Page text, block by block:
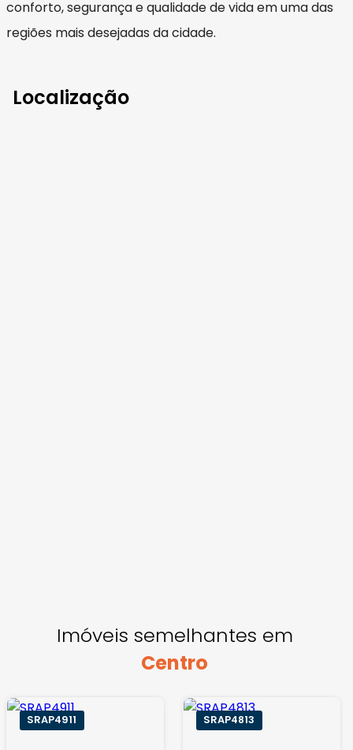
conforto, segurança e qualidade de vida em uma das
regiões mais desejadas da cidade.
Localização
Imóveis semelhantes em
Centro
SRAP4911 SRAP4813